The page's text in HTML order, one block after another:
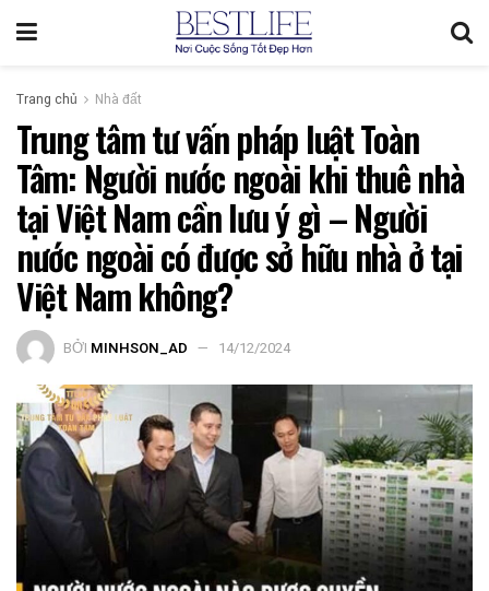
Trang chủ Nhà đất
Trung tâm tư vấn pháp luật Toàn
Tâm: Người nước ngoài khi thuê nhà
tại Việt Nam cần lưu ý gì – Người
nước ngoài có được sở hữu nhà ở tại
Việt Nam không?
BỞI MINHSON_AD 14/12/2024